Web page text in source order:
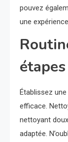
pouvez
une
Établissez une
efficace.
nettoyant
adaptée.